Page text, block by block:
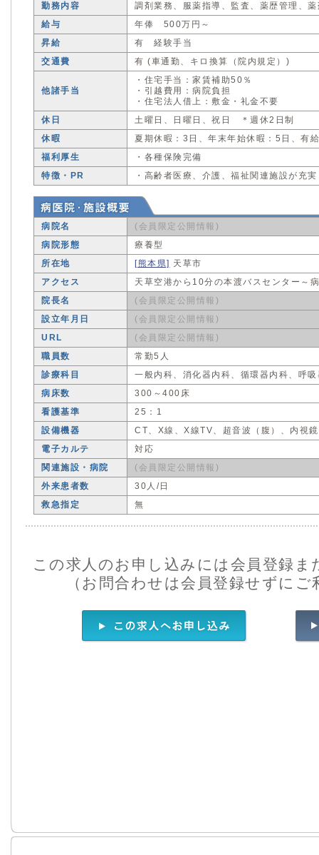
勤務内容
調剤業務、服薬指導、監査、薬歴管理、
給与
年俸 500万円～
昇給
有 経験手当
交通費
有 (車通勤、キロ換算（院内規定）)
他諸手当
・住宅手当：家賃補助50％
・引越費用：病院負担
・住宅法人借上：敷金・礼金不要
休日
土曜日、日曜日、祝日 ＊週休2日制
休暇
夏期休暇：3日、年末年始休暇：5日、有
福利厚生
・各種保険完備
特徴・PR
・高齢者医療、介護、福祉関連施設が充
病院名
(会員限定公開情報)
病院形態
療養型
所在地
[熊本県] 天草市
アクセス
天草空港から10分の本渡バスセンター～
院長名
(会員限定公開情報)
設立年月日
(会員限定公開情報)
URL
(会員限定公開情報)
職員数
常勤5人
診療科目
一般内科、消化器内科、循環器内科、呼
病床数
300～400床
看護基準
25：1
設備機器
CT、X線、X線TV、超音波（腹）、内視
電子カルテ
対応
関連施設・病院
(会員限定公開情報)
外来患者数
30人/日
救急指定
無
この求人のお申し込みには会員登録
（お問合わせは会員登録せずに